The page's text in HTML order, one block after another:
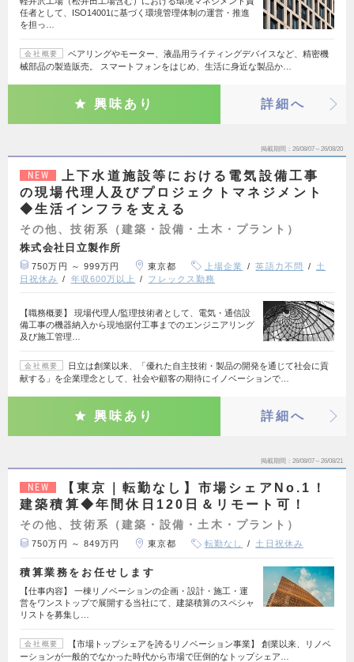
任者として、ISO14001に基づく環境管理体制の運営・推進
を担っ…
会社概要
ベアリングやモーター、液晶用ライティングデバイスなど、精密機
械部品の製造販売。 スマートフォンをはじめ、生活に身近な製品か…
興味あり 詳細へ
掲載期間 26/08/07～26/08/20
NEW
上下水道施設等における電気設備工事
の現場代理人及びプロジェクトマネジメント
◆生活インフラを支える
その他、技術系（建築・設備・土木・プラント）
株式会社日立製作所
750万円 ～ 999万円 東京都 上場企業 英語力不問
土
日祝休み
年収600万以上 フレックス勤務
【職務概要】 現場代理人/監理技術者として、電気・通信設
備工事の機器納入から現地据付工事までのエンジニアリング
及び施工管理…
会社概要
日立は創業以来、「優れた自主技術・製品の開発を通じて社会に貢
献する」を企業理念として、社会や顧客の期待にイノベーションで…
興味あり 詳細へ
掲載期間 26/08/07～26/08/21
NEW
【東京｜転勤なし】市場シェアNo.1！
建築積算◆年間休日120日＆リモート可！
その他、技術系（建築・設備・土木・プラント）
750万円 ～ 849万円 東京都 転勤なし 土日祝休み
積算業務をお任せします
【仕事内容】 一棟リノベーションの企画・設計・施工・運
営をワンストップで展開する当社にて、建築積算のスペシャ
リストを募集し…
会社概要
【市場トップシェアを誇るリノベーション事業】 創業以来、リノベ
ーションが一般的でなかった時代から市場で圧倒的なトップシェア…